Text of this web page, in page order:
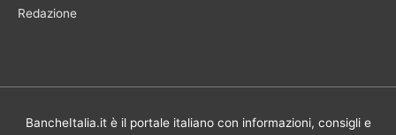
Redazione
BancheItalia.it è il portale italiano con informazioni, consigli e